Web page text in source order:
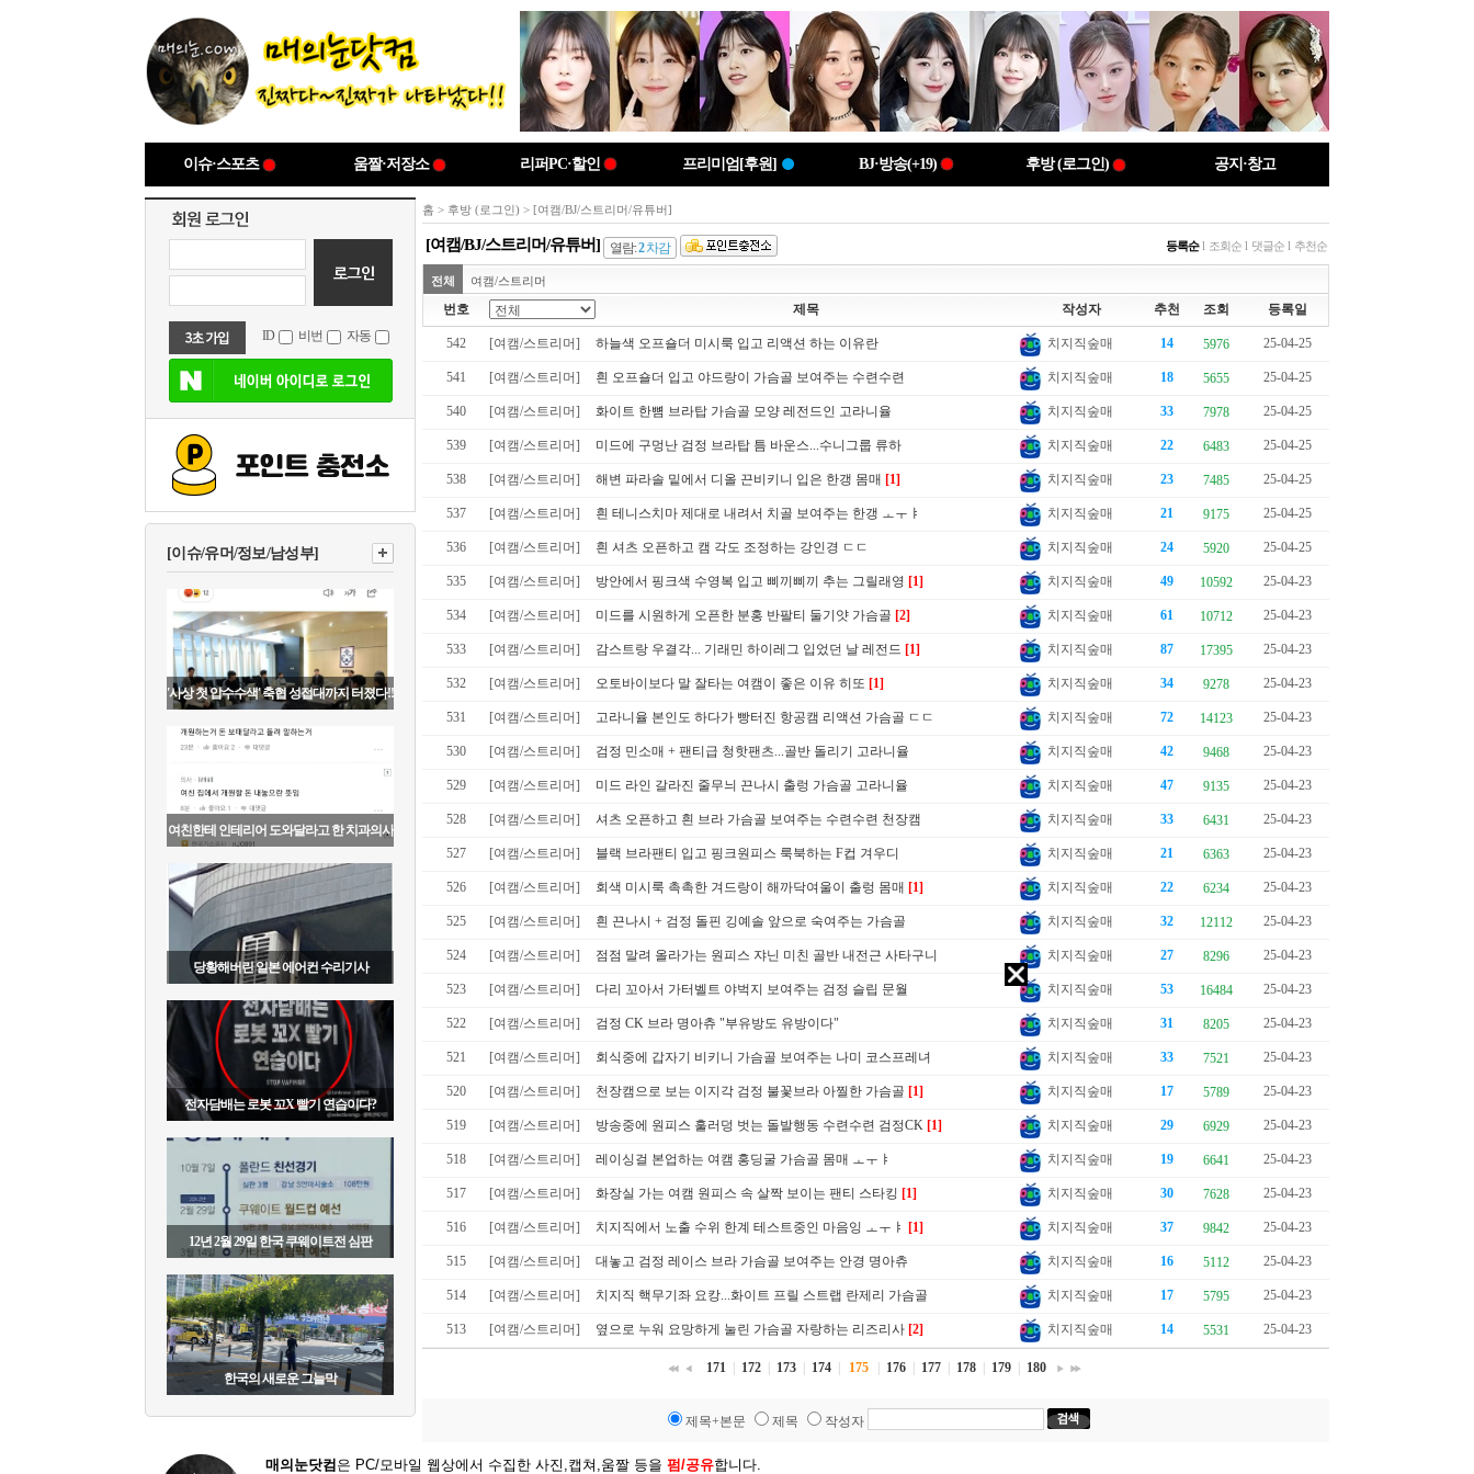
이슈·스포츠 움짤·저장소 리퍼PC·할인 프리미엄[후원] BJ·방송(+19) 후방 (로그인) 공지·창고
ID 비번 자동
[이슈/유머/정보/남성부]
'사상 첫 압수수색' 축협 성접대까지 터졌다!!
여친한테 인테리어 도와달라고 한 치과의사
당황해버린 일본 에어컨 수리기사
전자담배는 로봇 꼬X 빨기 연습이다?
12년 2월 29일 한국 쿠웨이트전 심판
한국의 새로운 그늘막
홈 > 후방 (로그인) > [여캠/BJ/스트리머/유튜버]
[여캠/BJ/스트리머/유튜버] 열람:2차감 등록순l 조회순 l 댓글순 l 추천순
전체 여캠/스트리머
번호 제목 작성자 추천 조회 등록일
542 [여캠/스트리머] 하늘색 오프숄더 미시룩 입고 리액션 하는 이유란 치지직숲매 14 5976 25-04-25
541 [여캠/스트리머] 흰 오프숄더 입고 야드랑이 가슴골 보여주는 수련수련 치지직숲매 18 5655 25-04-25
540 [여캠/스트리머] 화이트 한뼘 브라탑 가슴골 모양 레전드인 고라니율 치지직숲매 33 7978 25-04-25
539 [여캠/스트리머] 미드에 구멍난 검정 브라탑 틈 바운스...수니그룹 류하 치지직숲매 22 6483 25-04-25
538 [여캠/스트리머] 해변 파라솔 밑에서 디올 끈비키니 입은 한갱 몸매 [1] 치지직숲매 23 7485 25-04-25
537 [여캠/스트리머] 흰 테니스치마 제대로 내려서 치골 보여주는 한갱 ㅗㅜㅑ 치지직숲매 21 9175 25-04-25
536 [여캠/스트리머] 흰 셔츠 오픈하고 캠 각도 조정하는 강인경 ㄷㄷ 치지직숲매 24 5920 25-04-25
535 [여캠/스트리머] 방안에서 핑크색 수영복 입고 삐끼삐끼 추는 그릴래영 [1] 치지직숲매 49 10592 25-04-23
534 [여캠/스트리머] 미드를 시원하게 오픈한 분홍 반팔티 둘기얏 가슴골 [2] 치지직숲매 61 10712 25-04-23
533 [여캠/스트리머] 감스트랑 우결각... 기래민 하이레그 입었던 날 레전드 [1] 치지직숲매 87 17395 25-04-23
532 [여캠/스트리머] 오토바이보다 말 잘타는 여캠이 좋은 이유 히또 [1] 치지직숲매 34 9278 25-04-23
531 [여캠/스트리머] 고라니율 본인도 하다가 빵터진 항공캠 리액션 가슴골 ㄷㄷ 치지직숲매 72 14123 25-04-23
530 [여캠/스트리머] 검정 민소매 + 팬티급 청핫팬츠...골반 돌리기 고라니율 치지직숲매 42 9468 25-04-23
529 [여캠/스트리머] 미드 라인 갈라진 줄무늬 끈나시 출렁 가슴골 고라니율 치지직숲매 47 9135 25-04-23
528 [여캠/스트리머] 셔츠 오픈하고 흰 브라 가슴골 보여주는 수련수련 천장캠 치지직숲매 33 6431 25-04-23
527 [여캠/스트리머] 블랙 브라팬티 입고 핑크원피스 룩북하는 F컵 겨우디 치지직숲매 21 6363 25-04-23
526 [여캠/스트리머] 회색 미시룩 촉촉한 겨드랑이 해까닥여울이 출렁 몸매 [1] 치지직숲매 22 6234 25-04-23
525 [여캠/스트리머] 흰 끈나시 + 검정 돌핀 깅예솔 앞으로 숙여주는 가슴골 치지직숲매 32 12112 25-04-23
524 [여캠/스트리머] 점점 말려 올라가는 원피스 쟈닌 미친 골반 내전근 사타구니 치지직숲매 27 8296 25-04-23
523 [여캠/스트리머] 다리 꼬아서 가터벨트 야벅지 보여주는 검정 슬립 문월 치지직숲매 53 16484 25-04-23
522 [여캠/스트리머] 검정 CK 브라 명아츄 "부유방도 유방이다" 치지직숲매 31 8205 25-04-23
521 [여캠/스트리머] 회식중에 갑자기 비키니 가슴골 보여주는 나미 코스프레녀 치지직숲매 33 7521 25-04-23
520 [여캠/스트리머] 천장캠으로 보는 이지각 검정 불꽃브라 아찔한 가슴골 [1] 치지직숲매 17 5789 25-04-23
519 [여캠/스트리머] 방송중에 원피스 훌러덩 벗는 돌발행동 수련수련 검정CK [1] 치지직숲매 29 6929 25-04-23
518 [여캠/스트리머] 레이싱걸 본업하는 여캠 홍딩굴 가슴골 몸매 ㅗㅜㅑ 치지직숲매 19 6641 25-04-23
517 [여캠/스트리머] 화장실 가는 여캠 원피스 속 살짝 보이는 팬티 스타킹 [1] 치지직숲매 30 7628 25-04-23
516 [여캠/스트리머] 치지직에서 노출 수위 한계 테스트중인 마음잉 ㅗㅜㅑ [1] 치지직숲매 37 9842 25-04-23
515 [여캠/스트리머] 대놓고 검정 레이스 브라 가슴골 보여주는 안경 명아츄 치지직숲매 16 5112 25-04-23
514 [여캠/스트리머] 치지직 핵무기좌 요캉...화이트 프릴 스트랩 란제리 가슴골 치지직숲매 17 5795 25-04-23
513 [여캠/스트리머] 옆으로 누워 요망하게 눌린 가슴골 자랑하는 리즈리사 [2] 치지직숲매 14 5531 25-04-23
171 172 173 174 175 176 177 178 179 180
제목+본문 제목 작성자
매의눈닷컴 은 PC/모바일 웹상에서 수집한 사진,캡쳐,움짤 등을 펌/공유합니다.